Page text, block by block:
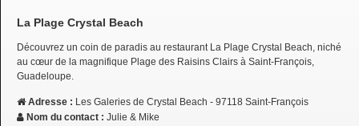
La Plage Crystal Beach
Découvrez un coin de paradis au restaurant La Plage Crystal Beach, niché
au cœur de la magnifique Plage des Raisins Clairs à Saint-François,
Guadeloupe.
Adresse : Les Galeries de Crystal Beach - 97118 Saint-François
Nom du contact : Julie & Mike